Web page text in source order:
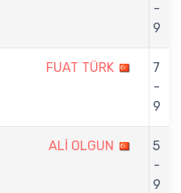
-
9
FUAT TÜRK
7
-
9
ALİ OLGUN
5
-
9